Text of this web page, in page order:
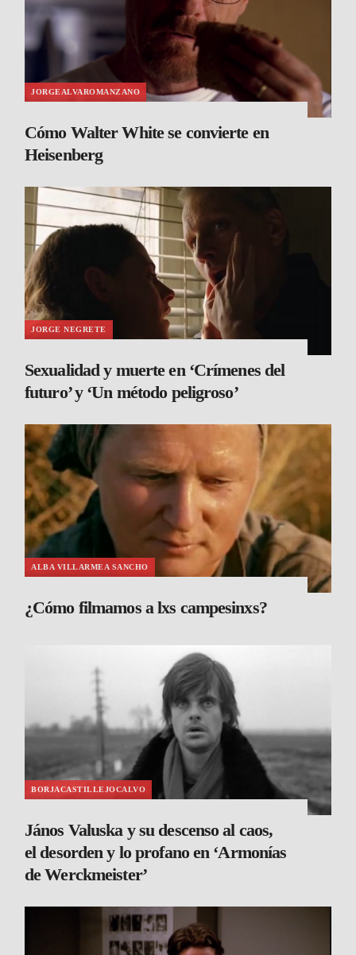
JORGEALVAROMANZANO
Cómo Walter White se convierte en
Heisenberg
JORGE NEGRETE
Sexualidad y muerte en ‘Crímenes del
futuro’ y ‘Un método peligroso’
ALBA VILLARMEA SANCHO
¿Cómo filmamos a lxs campesinxs?
BORJACASTILLEJOCALVO
János Valuska y su descenso al caos,
el desorden y lo profano en ‘Armonías
de Werckmeister’